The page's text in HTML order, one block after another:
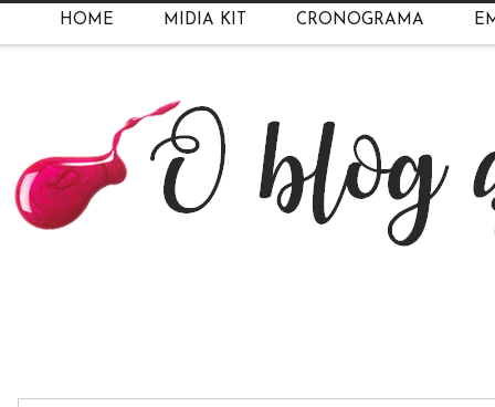
HOME MIDIA KIT CRONOGRAMA